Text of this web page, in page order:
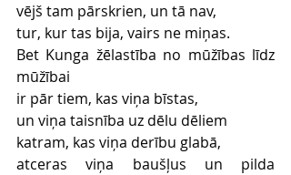
vējš tam pārskrien, un tā nav,
tur, kur tas bija, vairs ne miņas.
Bet Kunga žēlastība no mūžības līdz
mūžībai
ir pār tiem, kas viņa bīstas,
un viņa taisnība uz dēlu dēliem
katram, kas viņa derību glabā,
atceras viņa baušļus un pilda